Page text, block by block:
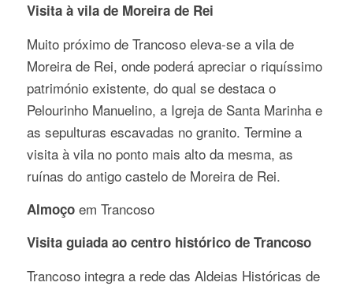
Visita à vila de Moreira de Rei
Muito próximo de Trancoso eleva-se a vila de
Moreira de Rei, onde poderá apreciar o riquíssimo
património existente, do qual se destaca o
Pelourinho Manuelino, a Igreja de Santa Marinha e
as sepulturas escavadas no granito. Termine a
visita à vila no ponto mais alto da mesma, as
ruínas do antigo castelo de Moreira de Rei.
Almoçoem Trancoso
Visita guiada ao centro histórico de Trancoso
Trancoso integra a rede das Aldeias Históricas de